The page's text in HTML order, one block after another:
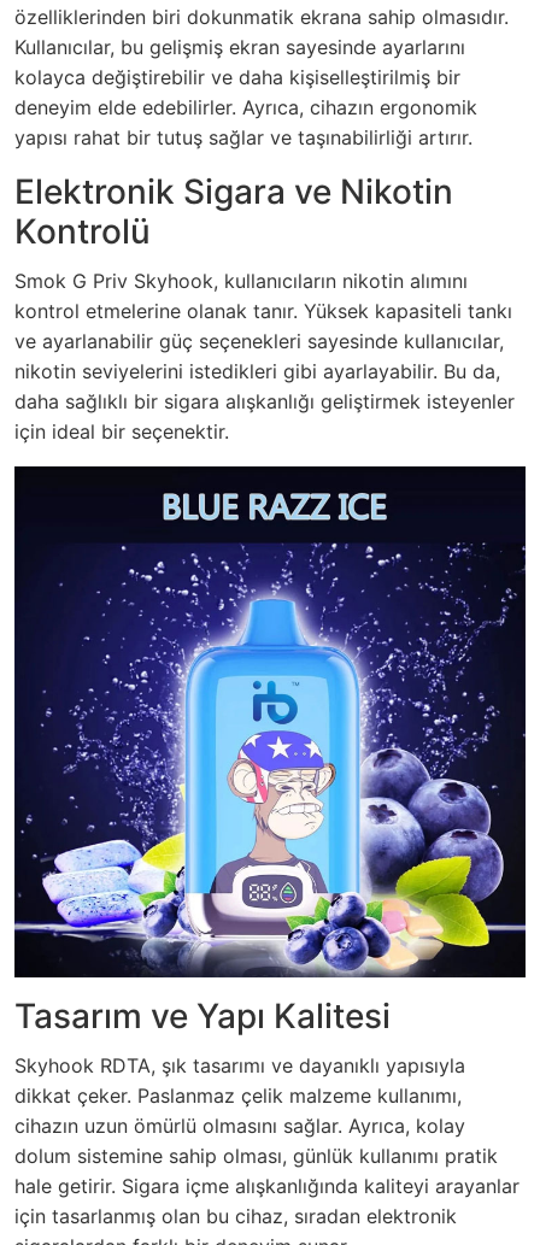
özelliklerinden biri dokunmatik ekrana sahip olmasıdır.
Kullanıcılar, bu gelişmiş ekran sayesinde ayarlarını
kolayca değiştirebilir ve daha kişiselleştirilmiş bir
deneyim elde edebilirler. Ayrıca, cihazın ergonomik
yapısı rahat bir tutuş sağlar ve taşınabilirliği artırır.
Elektronik Sigara ve Nikotin
Kontrolü
Smok G Priv Skyhook, kullanıcıların nikotin alımını
kontrol etmelerine olanak tanır. Yüksek kapasiteli tankı
ve ayarlanabilir güç seçenekleri sayesinde kullanıcılar,
nikotin seviyelerini istedikleri gibi ayarlayabilir. Bu da,
daha sağlıklı bir sigara alışkanlığı geliştirmek isteyenler
için ideal bir seçenektir.
Tasarım ve Yapı Kalitesi
Skyhook RDTA, şık tasarımı ve dayanıklı yapısıyla
dikkat çeker. Paslanmaz çelik malzeme kullanımı,
cihazın uzun ömürlü olmasını sağlar. Ayrıca, kolay
dolum sistemine sahip olması, günlük kullanımı pratik
hale getirir. Sigara içme alışkanlığında kaliteyi arayanlar
için tasarlanmış olan bu cihaz, sıradan elektronik